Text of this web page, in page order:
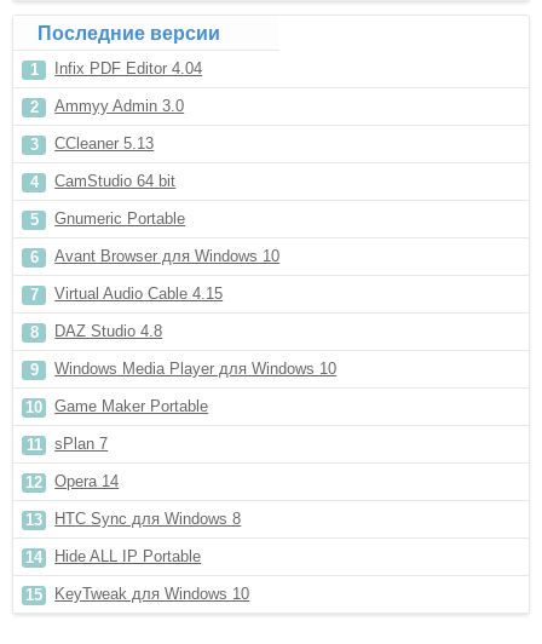
Последние версии
Infix PDF Editor 4.04
Ammyy Admin 3.0
CCleaner 5.13
CamStudio 64 bit
Gnumeric Portable
Avant Browser для Windows 10
Virtual Audio Cable 4.15
DAZ Studio 4.8
Windows Media Player для Windows 10
Game Maker Portable
sPlan 7
Opera 14
HTC Sync для Windows 8
Hide ALL IP Portable
KeyTweak для Windows 10